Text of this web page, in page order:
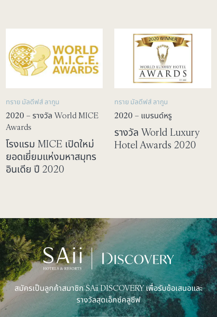
ทราย มัลดีฟส์ ลากูน
2020 – รางวัล World MICE
Awards
โรงแรม MICE เปิดใหม่
ยอดเยี่ยมแห่งมหาสมุทร
อินเดีย ปี 2020
ทราย มัลดีฟส์ ลากูน
2020 – แบรนด์หรู
รางวัล World Luxury
Hotel Awards 2020
สมัครเป็นลูกค้าสมาชิก SAii DISCOVERY เพื่อรับข้อเสนอและ
รางวัลสุดเอ็กซ์คลูซีฟ